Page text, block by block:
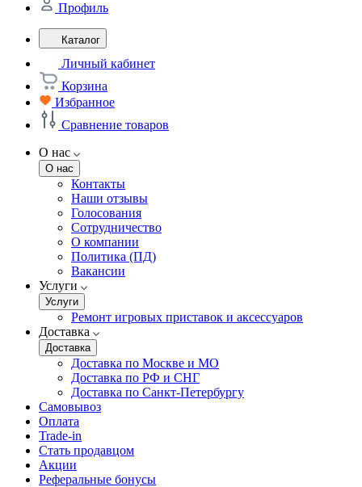
Профиль
Каталог
Личный кабинет
Корзина
Избранное
Сравнение товаров
О нас
О нас
Контакты
Наши отзывы
Голосования
Сотрудничество
О компании
Политика (ПД)
Вакансии
Услуги
Услуги
Ремонт игровых приставок и аксессуаров
Доставка
Доставка
Доставка по Москве и МО
Доставка по РФ и СНГ
Доставка по Санкт-Петербургу
Самовывоз
Оплата
Trade-in
Стать продавцом
Акции
Реферальные бонусы